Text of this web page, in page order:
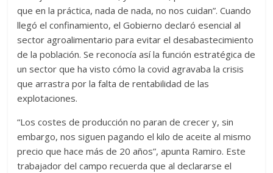
que en la práctica, nada de nada, no nos cuidan”. Cuando
llegó el confinamiento, el Gobierno declaró esencial al
sector agroalimentario para evitar el desabastecimiento
de la población. Se reconocía así la función estratégica de
un sector que ha visto cómo la covid agravaba la crisis
que arrastra por la falta de rentabilidad de las
explotaciones.
“Los costes de producción no paran de crecer y, sin
embargo, nos siguen pagando el kilo de aceite al mismo
precio que hace más de 20 años”, apunta Ramiro. Este
trabajador del campo recuerda que al declararse el